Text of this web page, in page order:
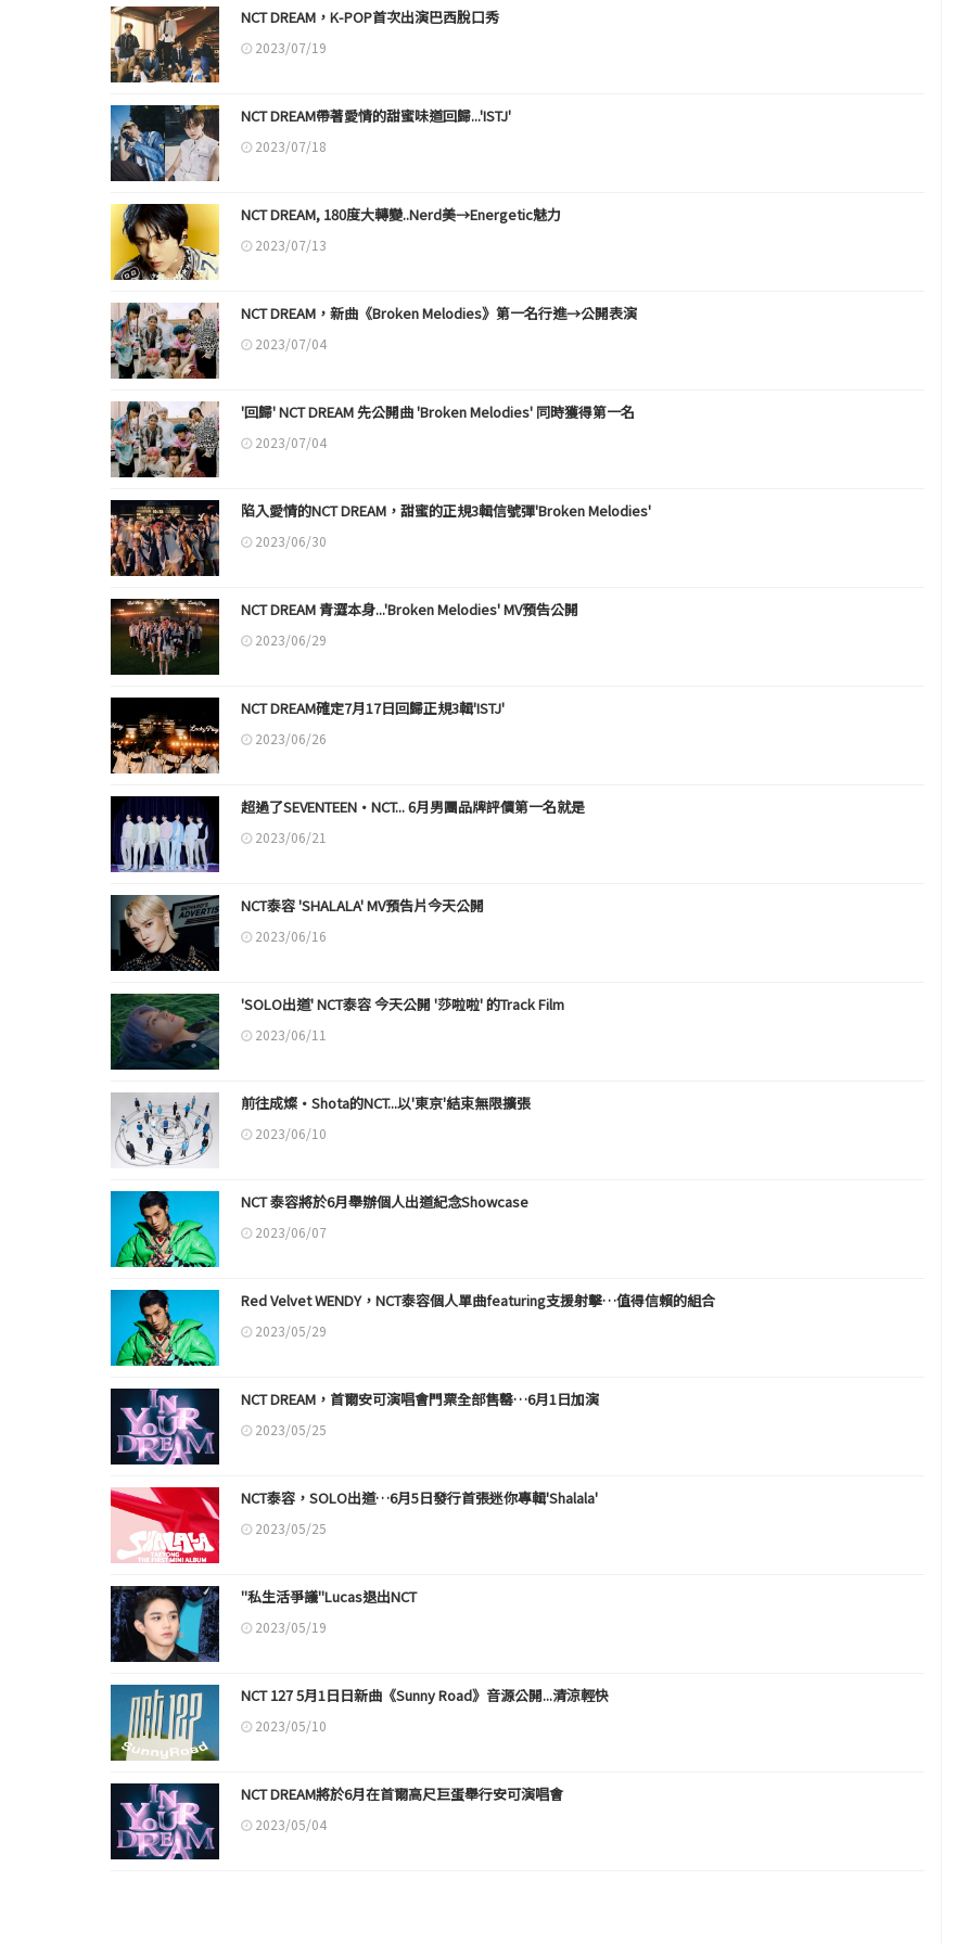
NCT DREAM，K-POP首次出演巴西脫口秀
2023/07/19
NCT DREAM帶著愛情的甜蜜味道回歸...'ISTJ'
2023/07/18
NCT DREAM, 180度大轉變..Nerd美→Energetic魅力
2023/07/13
NCT DREAM，新曲《Broken Melodies》第一名行進→公開表演
2023/07/04
'回歸' NCT DREAM 先公開曲 'Broken Melodies' 同時獲得第一名
2023/07/04
陷入愛情的NCT DREAM，甜蜜的正規3輯信號彈'Broken Melodies'
2023/06/30
NCT DREAM 青澀本身...'Broken Melodies' MV預告公開
2023/06/29
NCT DREAM確定7月17日回歸正規3輯'ISTJ'
2023/06/26
超過了SEVENTEEN·NCT... 6月男團品牌評價第一名就是
2023/06/21
NCT泰容 'SHALALA' MV預告片今天公開
2023/06/16
'SOLO出道' NCT泰容 今天公開 '莎啦啦' 的Track Film
2023/06/11
前往成燦·Shota的NCT...以'東京'結束無限擴張
2023/06/10
NCT 泰容將於6月舉辦個人出道紀念Showcase
2023/06/07
Red Velvet WENDY，NCT泰容個人單曲featuring支援射擊…值得信賴的組合
2023/05/29
NCT DREAM，首爾安可演唱會門票全部售罄…6月1日加演
2023/05/25
NCT泰容，SOLO出道…6月5日發行首張迷你專輯'Shalala'
2023/05/25
"私生活爭議"Lucas退出NCT
2023/05/19
NCT 127 5月1日日新曲《Sunny Road》音源公開...清涼輕快
2023/05/10
NCT DREAM將於6月在首爾高尺巨蛋舉行安可演唱會
2023/05/04